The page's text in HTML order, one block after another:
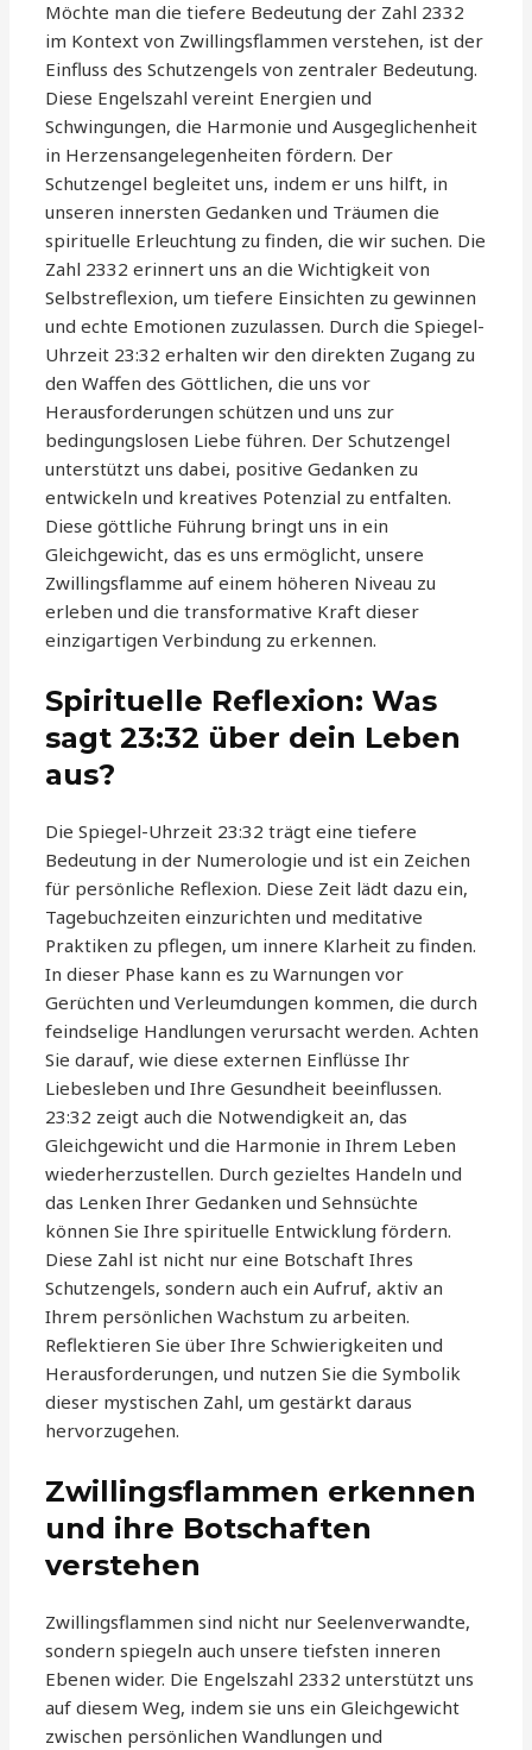
Möchte man die tiefere Bedeutung der Zahl 2332
im Kontext von Zwillingsflammen verstehen, ist der
Einfluss des Schutzengels von zentraler Bedeutung.
Diese Engelszahl vereint Energien und
Schwingungen, die Harmonie und Ausgeglichenheit
in Herzensangelegenheiten fördern. Der
Schutzengel begleitet uns, indem er uns hilft, in
unseren innersten Gedanken und Träumen die
spirituelle Erleuchtung zu finden, die wir suchen. Die
Zahl 2332 erinnert uns an die Wichtigkeit von
Selbstreflexion, um tiefere Einsichten zu gewinnen
und echte Emotionen zuzulassen. Durch die Spiegel-
Uhrzeit 23:32 erhalten wir den direkten Zugang zu
den Waffen des Göttlichen, die uns vor
Herausforderungen schützen und uns zur
bedingungslosen Liebe führen. Der Schutzengel
unterstützt uns dabei, positive Gedanken zu
entwickeln und kreatives Potenzial zu entfalten.
Diese göttliche Führung bringt uns in ein
Gleichgewicht, das es uns ermöglicht, unsere
Zwillingsflamme auf einem höheren Niveau zu
erleben und die transformative Kraft dieser
einzigartigen Verbindung zu erkennen.
Spirituelle Reflexion: Was
sagt 23:32 über dein Leben
aus?
Die Spiegel-Uhrzeit 23:32 trägt eine tiefere
Bedeutung in der Numerologie und ist ein Zeichen
für persönliche Reflexion. Diese Zeit lädt dazu ein,
Tagebuchzeiten einzurichten und meditative
Praktiken zu pflegen, um innere Klarheit zu finden.
In dieser Phase kann es zu Warnungen vor
Gerüchten und Verleumdungen kommen, die durch
feindselige Handlungen verursacht werden. Achten
Sie darauf, wie diese externen Einflüsse Ihr
Liebesleben und Ihre Gesundheit beeinflussen.
23:32 zeigt auch die Notwendigkeit an, das
Gleichgewicht und die Harmonie in Ihrem Leben
wiederherzustellen. Durch gezieltes Handeln und
das Lenken Ihrer Gedanken und Sehnsüchte
können Sie Ihre spirituelle Entwicklung fördern.
Diese Zahl ist nicht nur eine Botschaft Ihres
Schutzengels, sondern auch ein Aufruf, aktiv an
Ihrem persönlichen Wachstum zu arbeiten.
Reflektieren Sie über Ihre Schwierigkeiten und
Herausforderungen, und nutzen Sie die Symbolik
dieser mystischen Zahl, um gestärkt daraus
hervorzugehen.
Zwillingsflammen erkennen
und ihre Botschaften
verstehen
Zwillingsflammen sind nicht nur Seelenverwandte,
sondern spiegeln auch unsere tiefsten inneren
Ebenen wider. Die Engelszahl 2332 unterstützt uns
auf diesem Weg, indem sie uns ein Gleichgewicht
zwischen persönlichen Wandlungen und